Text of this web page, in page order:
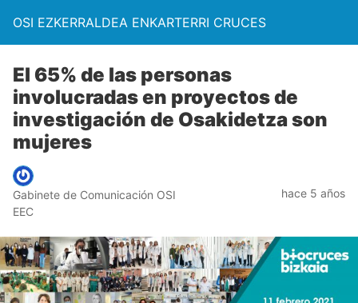
OSI EZKERRALDEA ENKARTERRI CRUCES
El 65% de las personas
involucradas en proyectos de
investigación de Osakidetza son
mujeres
Gabinete de Comunicación OSI
EEC
hace 5 años